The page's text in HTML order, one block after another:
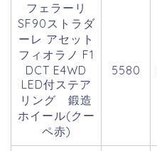
フェラーリ
SF90ストラダ
ーレ アセット
フィオラノ F1
DCT E4WD
LED付ステア
リング 鍛造
ホイール(クー
ペ赤)
5580